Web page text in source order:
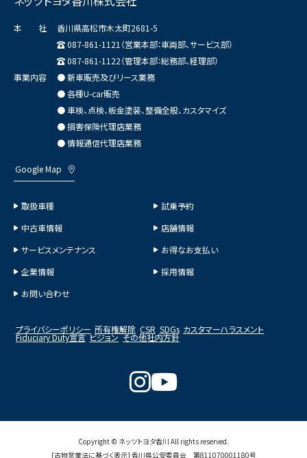
本 社
香川県高松市木太町2681-5
087-861-1121（営業本部：車両部、サービス部）
087-861-1122（管理本部：総務部、経理部）
事業内容
● 新車販売及びリース業務
● 各種U-car販売
● 車検、点検、板金塗装、整備全般、カスタマイズ
● 損害保険代理店業務
● 情報通信代理店業務
Google Map
取扱車種
試乗予約
中古車情報
店舗情報
サービスメンテナンス
お得なお支払い
企業情報
採用情報
お問い合わせ
プライバシーポリシー 所有権解除 CSR SDGs カスタマーハラスメント
Fiduciary Duty宣言 ビジョン その他社内方針
Copyright © ネッツトヨタ香川 All rights reserved.
[古物営業法に基づく表示] 香川県公安委員会 第811070001180号